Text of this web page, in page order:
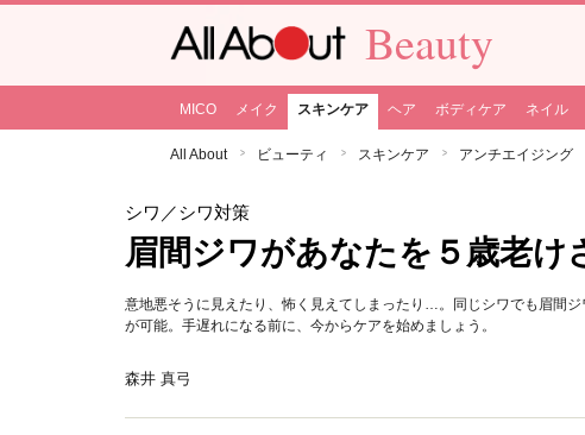
Beauty
MICO メイク スキンケア ヘア ボディケア ネイル
All About ビューティ スキンケア アンチエイジング
シワ ／シワ対策
眉間ジワがあなたを５歳老け
意地悪そうに見えたり、怖く見えてしまったり…。同じシワでも眉間
が可能。手遅れになる前に、今からケアを始めましょう。
森井 真弓